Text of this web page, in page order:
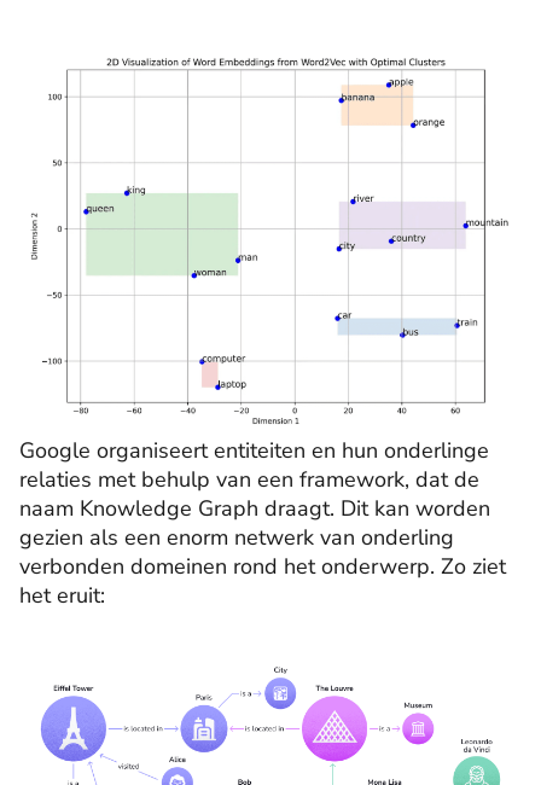
Google organiseert entiteiten en hun onderlinge
relaties met behulp van een framework, dat de
naam Knowledge Graph draagt. Dit kan worden
gezien als een enorm netwerk van onderling
verbonden domeinen rond het onderwerp. Zo ziet
het eruit: